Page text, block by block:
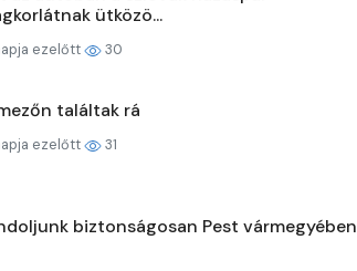
ütközö...
ezelőtt 30
találtak rá
ezelőtt 31
biztonságosan Pest vármegyében